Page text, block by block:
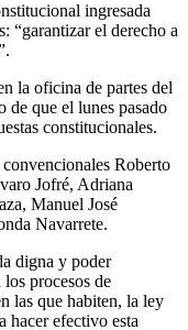
ingresada
“garantizar el derecho a
la oficina de partes del
de que el lunes pasado
constitucionales.
Roberto
Jofré, Adriana
Manuel José
Navarrete.
digna y poder
procesos de
las que habiten, la ley
hacer efectivo esta